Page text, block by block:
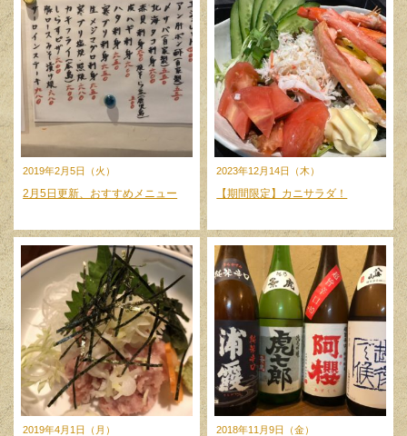
2019年2月5日（火）
2月5日更新、おすすめメニュー
2023年12月14日（木）
【期間限定】カニサラダ！
2019年4月1日（月） 2018年11月9日（金）